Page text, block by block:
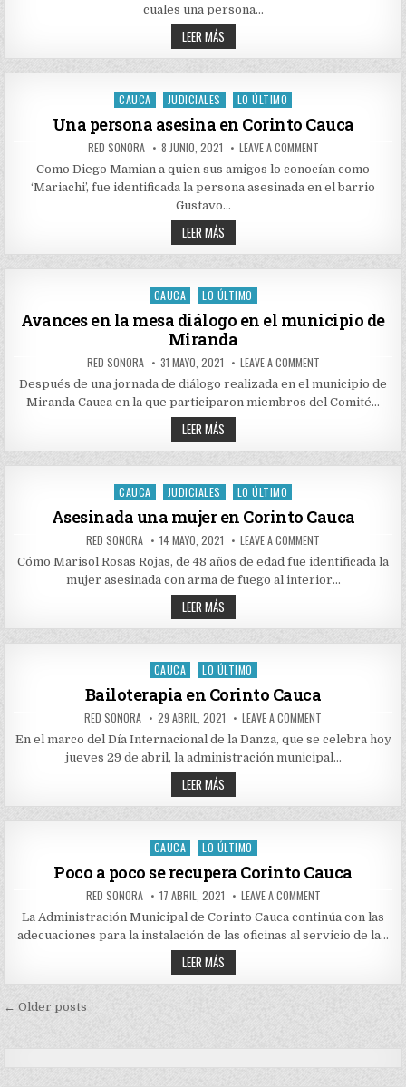
cuales una persona…
LEER MÁSINVESTIGAN
EL
ASESINATO
DE
PERSONA
EN
CORINTO
CAUCA
Posted
CAUCA JUDICIALES LO ÚLTIMO
Una persona asesina en Corinto Cauca
AUTHOR:
RED SONORA PUBLISHED
DATE:
8 JUNIO, 2021 LEAVE A COMMENTON
PERSONA
ASESINA
EN
Como Diego Mamian a quien sus amigos lo conocían como
‘Mariachi’, fue identificada la persona asesinada en el barrio
Gustavo…
LEER MÁSUNA
PERSONA
ASESINA
EN
CAUCA
Posted
CAUCA LO ÚLTIMO
Avances en la mesa diálogo en el municipio de
Miranda
AUTHOR:
RED SONORA PUBLISHED
DATE:
31 MAYO, 2021 LEAVE A COMMENTON
EN
LA
MESA
MUNICIPIO
MIRANDA
Después de una jornada de diálogo realizada en el municipio de
Miranda Cauca en la que participaron miembros del Comité…
LEER MÁSAVANCES
EN
LA
MESA
EN
EL
MUNICIPIO
DE
MIRANDA
Posted
in
CAUCA JUDICIALES LO ÚLTIMO
Asesinada una mujer en Corinto Cauca
AUTHOR:
RED SONORA PUBLISHED
DATE:
14 MAYO, 2021 LEAVE A COMMENT
UNA
EN
Cómo Marisol Rosas Rojas, de 48 años de edad fue identificada la
mujer asesinada con arma de fuego al interior…
LEER MÁSASESINADA
UNA
MUJER
EN
CAUCA
Posted
CAUCA LO ÚLTIMO
Bailoterapia en Corinto Cauca
AUTHOR:
RED SONORA PUBLISHED
DATE:
29 ABRIL, 2021 LEAVE A COMMENT
EN
CORINTO
CAUCA
En el marco del Día Internacional de la Danza, que se celebra hoy
jueves 29 de abril, la administración municipal…
LEER MÁSBAILOTERAPIA
EN
CORINTO
CAUCA
Posted
CAUCA LO ÚLTIMO
Poco a poco se recupera Corinto Cauca
AUTHOR:
RED SONORA PUBLISHED
DATE:
17 ABRIL, 2021 LEAVE A COMMENTON
A
POCO
SE
La Administración Municipal de Corinto Cauca continúa con las
adecuaciones para la instalación de las oficinas al servicio de la…
LEER MÁSPOCO
A
POCO
Navegación
← Older posts